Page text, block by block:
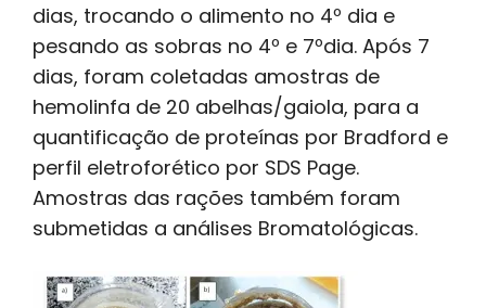
dias, trocando o alimento no 4º dia e
pesando as sobras no 4º e 7ºdia. Após 7
dias, foram coletadas amostras de
hemolinfa de 20 abelhas/gaiola, para a
quantificação de proteínas por Bradford e
perfil eletroforético por SDS Page.
Amostras das rações também foram
submetidas a análises Bromatológicas.